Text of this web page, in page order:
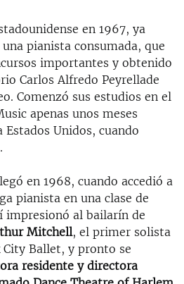
en 1967, ya
pianista consumada, que
importantes y obtenido
Carlos Alfredo Peyrellade
Comenzó sus estudios en el
apenas unos meses
Estados Unidos, cuando
en 1968, cuando accedió a
pianista en una clase de
al bailarín de
Mitchell, el primer solista
Ballet, y pronto se
residente y directora